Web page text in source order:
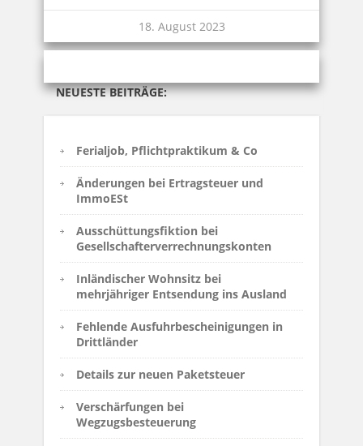
NEUESTE BEITRÄGE:
Ferialjob, Pflichtpraktikum & Co
Änderungen bei Ertragsteuer und
ImmoESt
Ausschüttungsfiktion bei
Gesellschafterverrechnungskonten
Inländischer Wohnsitz bei
mehrjähriger Entsendung ins Ausland
Fehlende Ausfuhrbescheinigungen in
Drittländer
Details zur neuen Paketsteuer
Verschärfungen bei
Wegzugsbesteuerung
18. August 2023